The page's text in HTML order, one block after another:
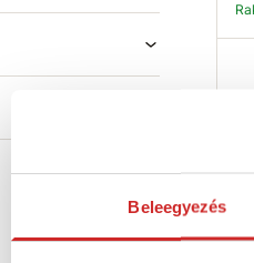
Beleegyezés